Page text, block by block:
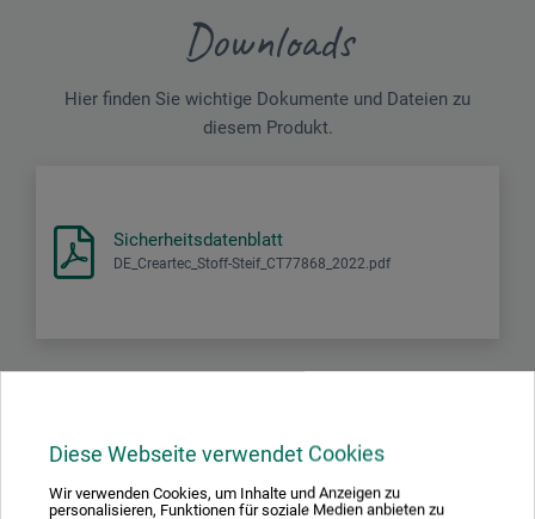
Diese Webseite verwendet Cookies
Wir verwenden Cookies, um Inhalte und Anzeigen zu
personalisieren, Funktionen für soziale Medien anbieten zu
Downloads
Hier finden Sie wichtige Dokumente und Dateien zu
diesem Produkt.
Sicherheitsdatenblatt
DE_Creartec_Stoff-Steif_CT77868_2022.pdf
Produktbewertungen (0)